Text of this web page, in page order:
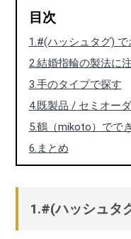
目次
1.#(ハッシュタグ)
2.結婚指輪の製法に
3.手のタイプで探す
4.既製品 / セミオー
5.鶴（mikoto）でで
6.まとめ
1.#(ハッシュタ